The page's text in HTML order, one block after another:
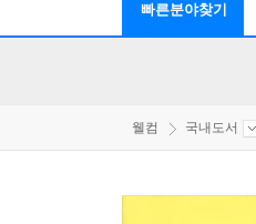
빠른분야찾기
웰컴 국내도서